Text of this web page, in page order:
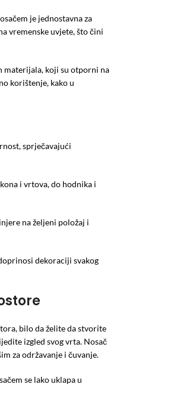
je jednostavna za
vremenske uvjete, što čini
materijala, koji su otporni na
korištenje, kako u
sprječavajući
i vrtova, do hodnika i
na željeni položaj i
dekoraciji svakog
bilo da želite da stvorite
izgled svog vrta. Nosač
za održavanje i čuvanje.
se lako uklapa u